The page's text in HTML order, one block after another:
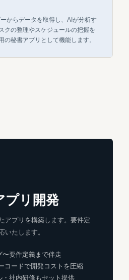
からデータを取得し、AIが分析す
クの整理やスケジュールの把握を
の秘書アプリとして機能します。
プリ開発
アプリを構築します。要件定
いたします。
〜要件定義まで伴走
コードで開発コストを圧縮
・社内研修もセット提供